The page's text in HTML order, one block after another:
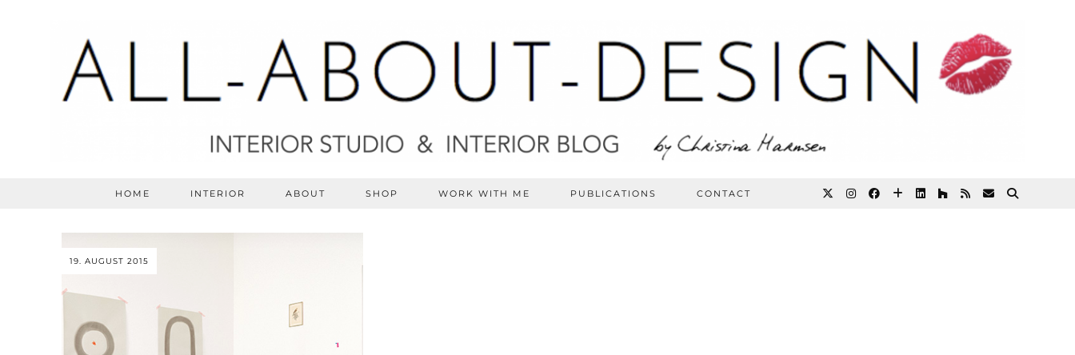
HOME INTERIOR ABOUT SHOP WORK WITH ME PUBLICATIONS CONTACT
19. AUGUST 2015